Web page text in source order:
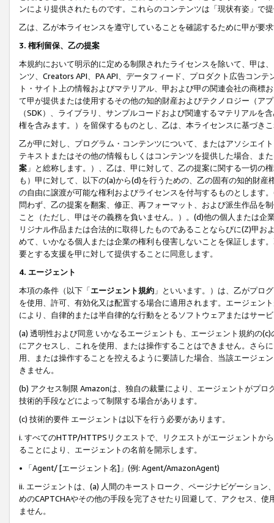
ンにより提供されたものです。これらのコンテンツは「現状有姿」で
乙は、乙が本ライセンスを遵守していることを確認するために甲が要
3. 権利留保、乙の提案
本規約において明示的に定める制限されたライセンスを除いて、甲は
ンツ、Creators API、PA API、データフィード、プロダクト広告コン
ト・サイト上の情報およびマテリアル、甲および甲の関連会社の商
て甲が提供または使用するその他の知的財産およびテクノロジー（ア
（SDK）、ライブラリ、サンプルコードおよび関連するマテリアル
権を含みます。）を留保するものとし、乙は、本ライセンスに基づき
乙が甲に対し、プログラム・コンテンツについて、またはアソシエイ
テキストまたはその他の情報もしくはコンテンツを提供した場合、ま
案 」と総称します。）、乙は、甲に対して、乙の提案に関する一切
も）甲に対して、以下の(a)から(d)を行うための、乙の固有の知的財
の自由に譲渡が可能な権利およびライセンスを付与するものとします
問わず、乙の提案を翻案、修正、再フォーマット、および派生作品を
こと（ただし、甲はその義務を負いません。）。(d)他の個人または
リジナル作品または合法的に取得したものであることならびに(Z)甲
めて、いかなる個人または企業の権利も侵害しないことを保証します
要とする支援を甲に対して提供することに同意します。
4. エージェント
本項の条件（以下「エージェント規約 」といいます。）は、乙がプロ
を使用、許可、有効化又は配置する場合に適用されます。エージェン
により、自律的または半自律的な行動をとるソフトウェアまたはサー
(a) 透明性および同意 いかなるエージェントも、エージェント規約の
にアクセスし、これを使用、または操作することはできません。さら
用、または操作することを控えるように要請した場合、当該エージェ
きません。
(b) アクセス制限 Amazonは、独自の裁量により、エージェントがプ
技術的手段などによって制限する場合があります。
(c) 技術的要件 エージェントは以下を行う必要があります。
i. すべてのHTTP/HTTPSリクエストで、リクエストがエージェントか
ることにより、エージェントの名前を開示します。
• 「Agent/ [エージェント名]」(例: Agent/AmazonAgent)
ii. エージェントは、(a) 人間のキーストローク、ページナビゲーショ
めのCAPTCHAやその他の手段を完了させたり回避して、アクセス、
ません。